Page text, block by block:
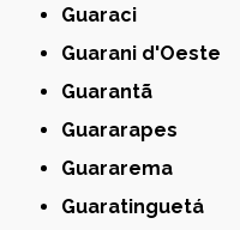
Guaraci
Guarani d'Oeste
Guarantã
Guararapes
Guararema
Guaratinguetá